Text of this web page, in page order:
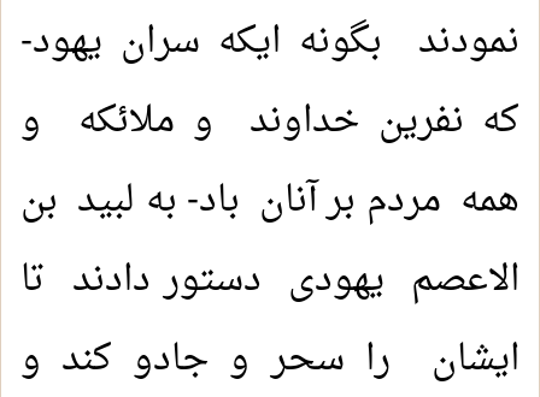
نمودند بگونه ایکه سران یهود-
که نفرین خداوند و ملائکه و
همه مردم بر آنان باد- به لبید بن
الاعصم یهودی دستور دادند تا
ایشان را سحر و جادو کند و